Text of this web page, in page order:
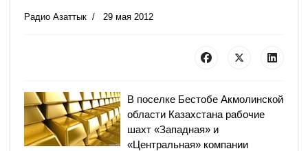
Радио Азаттык 29 мая 2012
В поселке Бестобе Акмолинской
области Казахстана рабочие
шахт «Западная» и
«Центральная» компании